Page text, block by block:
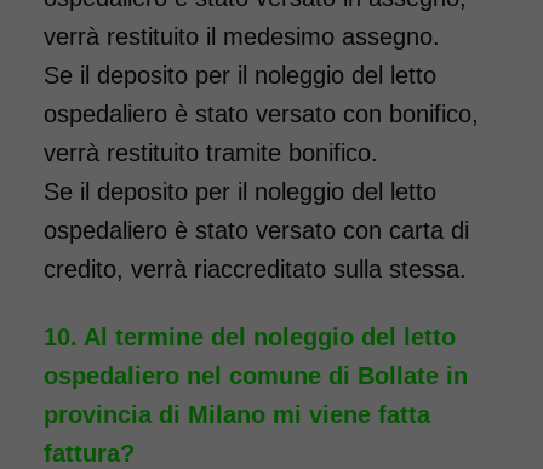
verrà restituito il medesimo assegno.
Se il deposito per il noleggio del letto
ospedaliero è stato versato con bonifico,
verrà restituito tramite bonifico.
Se il deposito per il noleggio del letto
ospedaliero è stato versato con carta di
credito, verrà riaccreditato sulla stessa.
Al termine del noleggio del letto
ospedaliero nel comune di Bollate in
provincia di Milano mi viene fatta
fattura?